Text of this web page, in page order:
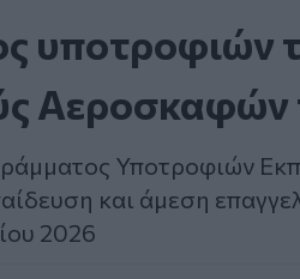
υποτροφιών
Αεροσκαφών
Υποτροφιών
και άμεση
2026